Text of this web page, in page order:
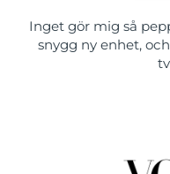
Inget gör mig så
snygg ny enhet,